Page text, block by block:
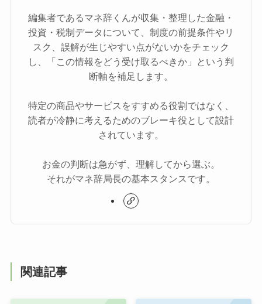
編集者であるマネ辞くんが収集・整理した金融・
投資・税制データについて、制度の前提条件やリ
スク、誤解が生じやすい点がないかをチェック
し、「この情報をどう受け取るべきか」という判
断軸を補足します。
特定の商品やサービスをすすめる役割ではなく、
読者が冷静に考えるためのブレーキ役として設計
されています。
お金の判断は急がず、理解してから選ぶ。
それがマネ辞局長の基本スタンスです。
関連記事